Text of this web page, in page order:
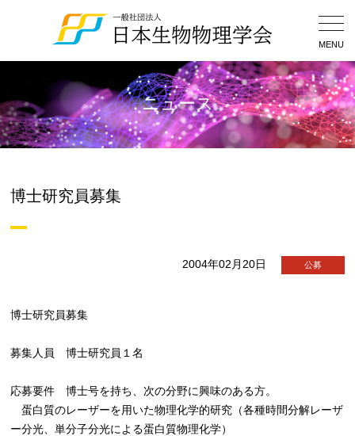
MENU
ニュース
博士研究員募集
2004年02月20日 公募
博士研究員募集
募集人員 博士研究員１名
応募要件 博士号を持ち、次の分野に興味のある方。
蛋白質のレーザーを用いた物理化学的研究（各種時間分解レーザ
ー分光、単分子分光による蛋白質物理化学）